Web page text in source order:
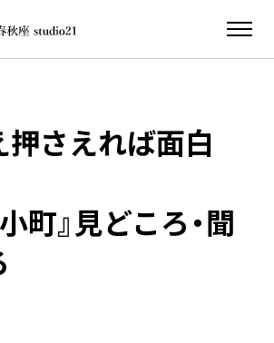
押さえれば面白
町』見どころ・聞